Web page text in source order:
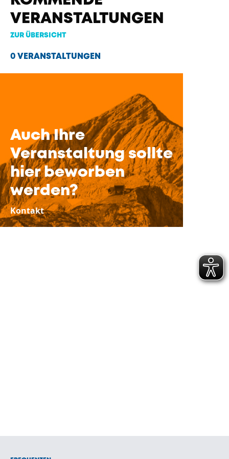
VERANSTALTUNGEN
ZUR ÜBERSICHT
0 VERANSTALTUNGEN
Auch Ihre
Veranstaltung sollte
hier beworben
werden?
Kontakt